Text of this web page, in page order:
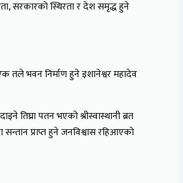
सरकारको स्थिरता र देश समृद्ध हुने
तले भवन निर्माण हुने इशानेश्वर महादेव
तिघ्रा पतन भएको श्रीस्वास्थानी ब्रत
प्राप्त हुने जनविश्वास रहिआएको